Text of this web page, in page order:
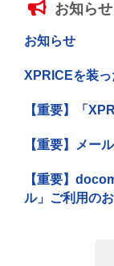
お知らせ
お知らせ
XPRICEを装
【重要】「
【重要】メー
【重要】
ル」ご利用の